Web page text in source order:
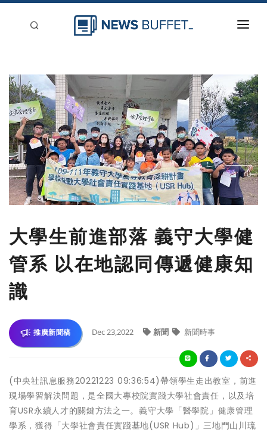
新聞稿分類
登入
刊登
大學生前進部落 義守大學健
管系 以在地認同傳遞健康知
識
推廣新聞稿 Dec 23,2022 新聞 新聞時事
(中央社訊息服務20221223 09:36:54)帶領學生走出教室，前進
現場學習解決問題，是全國大專校院實踐大學社會責任，以及培
育USR永續人才的關鍵方法之一。義守大學「醫學院」健康管理
學系，獲得「大學社會責任實踐基地(USR Hub)」三地門山川琉